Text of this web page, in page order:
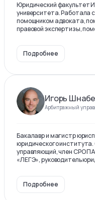
Юридический факультет
университета. Работала
помощником адвоката,
правовой экспертизы,
Подробнее
Игорь
Арбитражный
Бакалавр и магистр
юридического
управляющий, член СРО
«ЛЕГЭ», руководитель
Подробнее